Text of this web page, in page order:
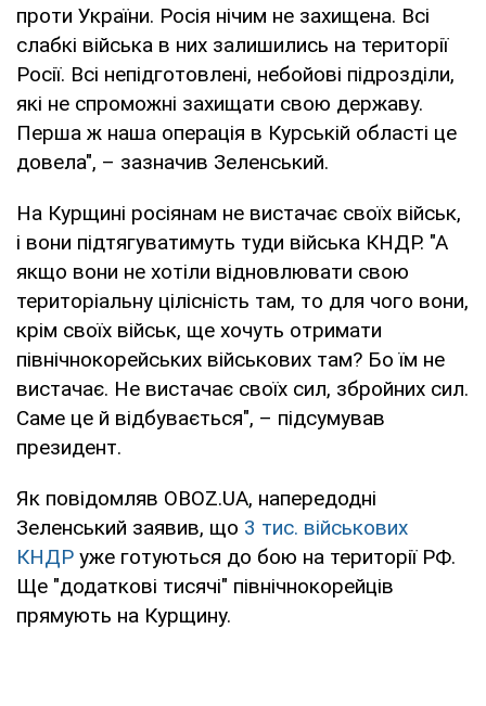
проти України. Росія нічим не захищена. Всі
слабкі війська в них залишились на території
Росії. Всі непідготовлені, небойові підрозділи,
які не спроможні захищати свою державу.
Перша ж наша операція в Курській області це
довела", – зазначив Зеленський.
На Курщині росіянам не вистачає своїх військ,
і вони підтягуватимуть туди війська КНДР. "А
якщо вони не хотіли відновлювати свою
територіальну цілісність там, то для чого вони,
крім своїх військ, ще хочуть отримати
північнокорейських військових там? Бо їм не
вистачає. Не вистачає своїх сил, збройних сил.
Саме це й відбувається", – підсумував
президент.
Як повідомляв OBOZ.UA, напередодні
Зеленський заявив, що 3 тис. військових
КНДР уже готуються до бою на території РФ.
Ще "додаткові тисячі" північнокорейців
прямують на Курщину.